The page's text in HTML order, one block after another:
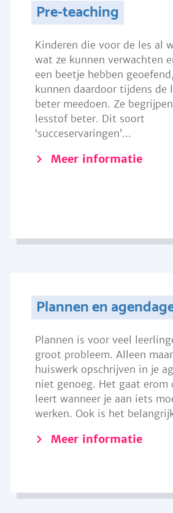
Pre-teaching
Kinderen die voor de les al
wat ze kunnen verwachten
een beetje hebben geoefend,
kunnen daardoor tijdens de
beter meedoen. Ze
lesstof beter. Dit soort
‘succeservaringen’...
Meer informatie
Plannen en
Plannen is voor veel
groot probleem. Alleen
huiswerk opschrijven in je
niet genoeg. Het gaat erom
leert wanneer je aan iets
werken. Ook is het
Meer informatie